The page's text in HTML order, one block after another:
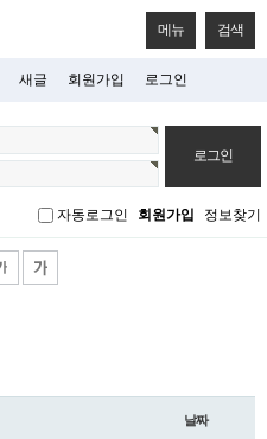
메뉴 검색
새글 회원가입 로그인
자동로그인 회원가입 정보찾기
날짜